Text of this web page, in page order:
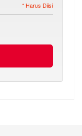
* Harus Diisi